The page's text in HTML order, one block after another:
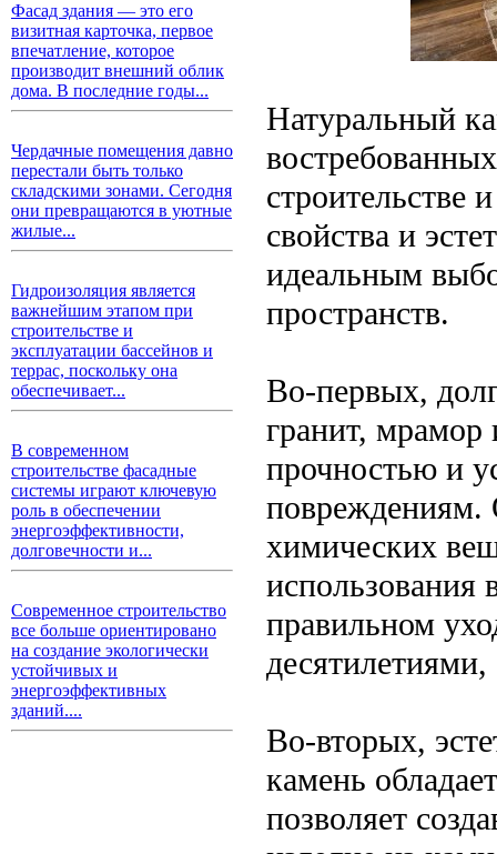
Фасад здания — это его
визитная карточка, первое
впечатление, которое
производит внешний облик
дома. В последние годы...
Чердачные помещения давно
перестали быть только
складскими зонами. Сегодня
они превращаются в уютные
жилые...
Гидроизоляция является
важнейшим этапом при
строительстве и
эксплуатации бассейнов и
террас, поскольку она
обеспечивает...
В современном
строительстве фасадные
системы играют ключевую
роль в обеспечении
энергоэффективности,
долговечности и...
Современное строительство
все больше ориентировано
на создание экологически
устойчивых и
энергоэффективных
зданий....
Натуральный
строительстве
свойства и
идеальным
пространств.
Во-первых,
гранит, мрамор
прочностью и
повреждениям.
химических
использования
правильном
Во-вторых,
камень
позволяет